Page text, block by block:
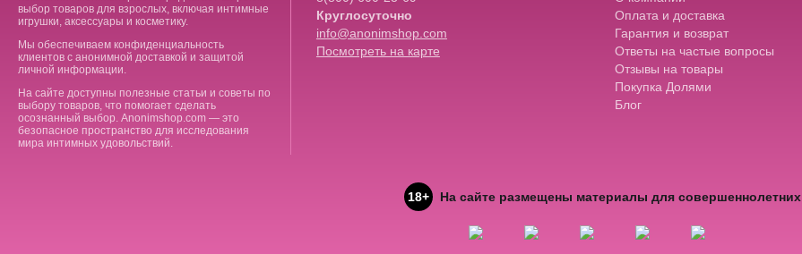
выбор товаров для взрослых, включая интимные
игрушки, аксессуары и косметику.
Мы обеспечиваем конфиденциальность
клиентов с анонимной доставкой и защитой
личной информации.
На сайте доступны полезные статьи и советы по
выбору товаров, что помогает сделать
осознанный выбор. Anonimshop.com — это
безопасное пространство для исследования
мира интимных удовольствий.
Круглосуточно
info@anonimshop.com
Посмотреть на карте
Оплата и доставка
Гарантия и возврат
Ответы на частые вопросы
Отзывы на товары
Покупка Долями
Блог
18+ На сайте размещены материалы для совершеннолетних